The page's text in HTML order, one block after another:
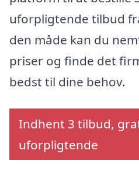
uforpligtende tilbud
den måde kan du
priser og finde det
bedst til dine behov.
Indhent 3 tilbud,
uforpligtende